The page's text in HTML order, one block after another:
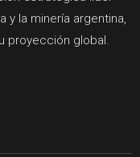
y la minería argentina,
proyección global.